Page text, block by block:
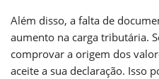
Além disso, a falta de
aumento na carga tributária.
comprovar a origem dos
aceite a sua declaração. Isso